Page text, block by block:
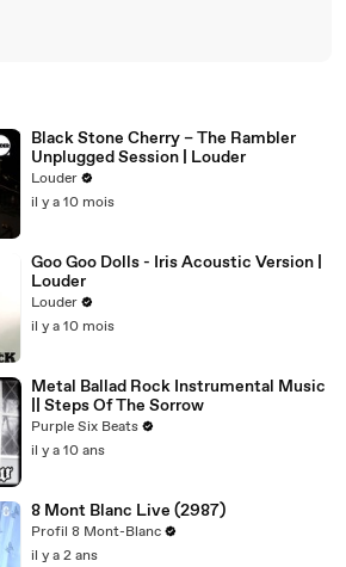
Black Stone Cherry – The Rambler
Unplugged Session | Louder
Louder
il y a 10 mois
Goo Goo Dolls - Iris Acoustic Version |
Louder
Louder
il y a 10 mois
Metal Ballad Rock Instrumental Music
|| Steps Of The Sorrow
Purple Six Beats
il y a 10 ans
8 Mont Blanc Live (2987)
Profil 8 Mont-Blanc
il y a 2 ans